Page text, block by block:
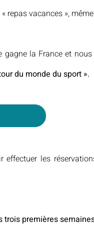
repas vacances »,
gagne la France et
du monde du sport ».
les
premières